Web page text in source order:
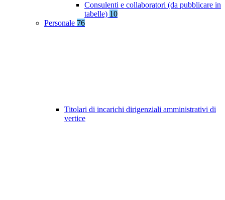
Consulenti e collaboratori (da pubblicare in
tabelle) 10
Personale 76
Titolari di incarichi dirigenziali amministrativi di
vertice